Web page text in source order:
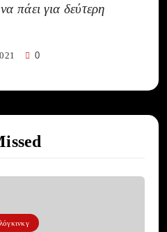
πάει για δεύτερη
0